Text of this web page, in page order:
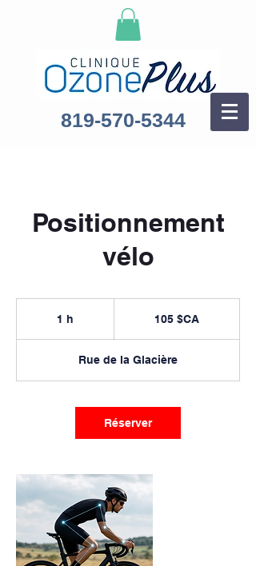
819-570-5344
Positionnement
vélo
1 h 105 $CA
Rue de la Glacière
Réserver